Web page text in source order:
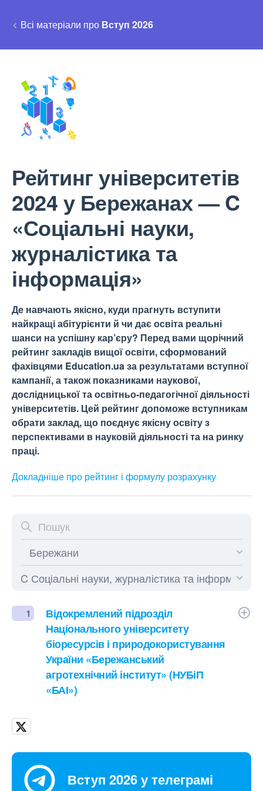
Всі матеріали про Вступ 2026
Рейтинг університетів
2024 у Бережанах — C
«Соціальні науки,
журналістика та
інформація»
Де навчають якісно, куди прагнуть вступити
найкращі абітурієнти й чи дає освіта реальні
шанси на успішну кар’єру? Перед вами щорічний
рейтинг закладів вищої освіти, сформований
фахівцями Education.ua за результатами вступної
кампанії, а також показниками наукової,
дослідницької та освітньо-педагогічної діяльності
університетів. Цей рейтинг допоможе вступникам
обрати заклад, що поєднує якісну освіту з
перспективами в науковій діяльності та на ринку
праці.
Докладніше про рейтинг і формулу розрахунку
1
Відокремлений підрозділ
Національного університету
біоресурсів і природокористування
України «Бережанський
агротехнічний інститут» (НУБіП
«БАІ»)
Вступ 2026 у телеграмі